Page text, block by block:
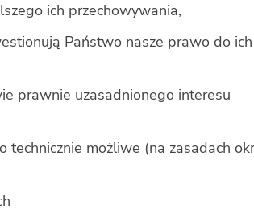
ich przechowywania,
Państwo nasze prawo do ich
prawnie uzasadnionego interesu
możliwe (na zasadach